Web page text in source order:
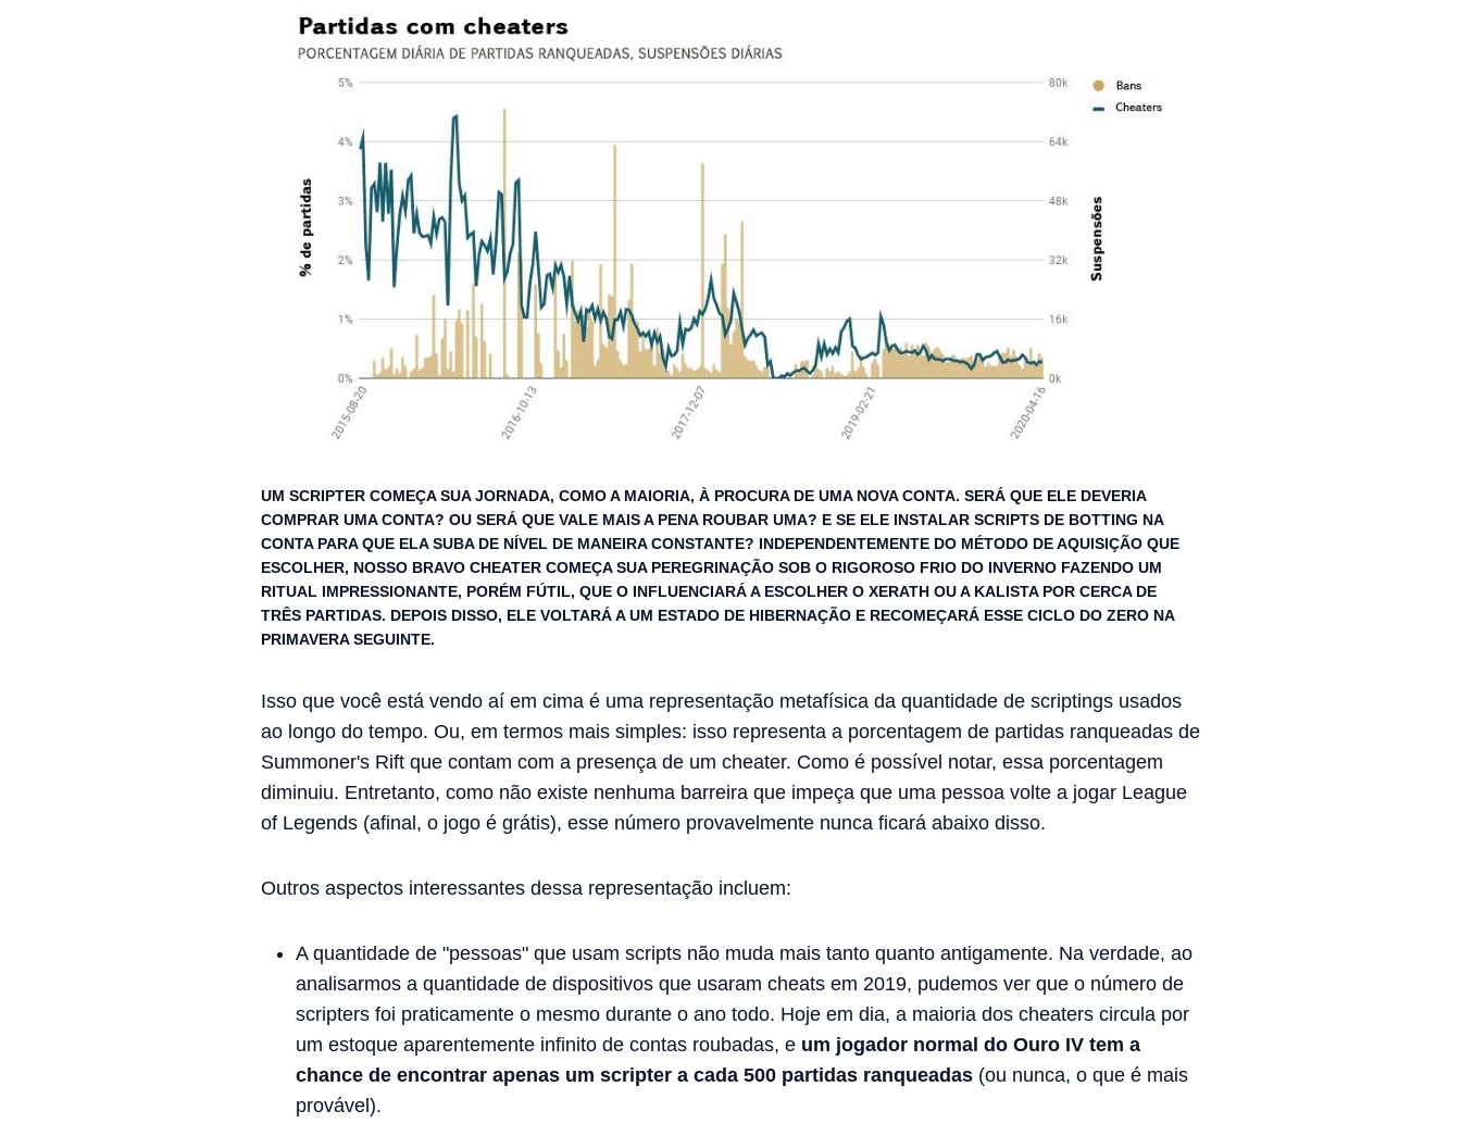
UM SCRIPTER COMEÇA SUA JORNADA, COMO A MAIORIA, À PROCURA DE UMA NOVA CONTA. SERÁ QUE ELE DEVERIA
COMPRAR UMA CONTA? OU SERÁ QUE VALE MAIS A PENA ROUBAR UMA? E SE ELE INSTALAR SCRIPTS DE BOTTING NA
CONTA PARA QUE ELA SUBA DE NÍVEL DE MANEIRA CONSTANTE? INDEPENDENTEMENTE DO MÉTODO DE AQUISIÇÃO QUE
ESCOLHER, NOSSO BRAVO CHEATER COMEÇA SUA PEREGRINAÇÃO SOB O RIGOROSO FRIO DO INVERNO FAZENDO UM
RITUAL IMPRESSIONANTE, PORÉM FÚTIL, QUE O INFLUENCIARÁ A ESCOLHER O XERATH OU A KALISTA POR CERCA DE
TRÊS PARTIDAS. DEPOIS DISSO, ELE VOLTARÁ A UM ESTADO DE HIBERNAÇÃO E RECOMEÇARÁ ESSE CICLO DO ZERO NA
PRIMAVERA SEGUINTE.
Isso que você está vendo aí em cima é uma representação metafísica da quantidade de scriptings usados
ao longo do tempo. Ou, em termos mais simples: isso representa a porcentagem de partidas ranqueadas de
Summoner's Rift que contam com a presença de um cheater. Como é possível notar, essa porcentagem
diminuiu. Entretanto, como não existe nenhuma barreira que impeça que uma pessoa volte a jogar League
of Legends (afinal, o jogo é grátis), esse número provavelmente nunca ficará abaixo disso.
Outros aspectos interessantes dessa representação incluem:
A quantidade de "pessoas" que usam scripts não muda mais tanto quanto antigamente. Na verdade, ao
analisarmos a quantidade de dispositivos que usaram cheats em 2019, pudemos ver que o número de
scripters foi praticamente o mesmo durante o ano todo. Hoje em dia, a maioria dos cheaters circula por
um estoque aparentemente infinito de contas roubadas, e um jogador normal do Ouro IV tem a
chance de encontrar apenas um scripter a cada 500 partidas ranqueadas (ou nunca, o que é mais
provável).